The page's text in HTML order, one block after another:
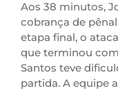
Aos 38 minutos,
cobrança de
etapa final, o
que terminou
Santos teve
partida. A equipe